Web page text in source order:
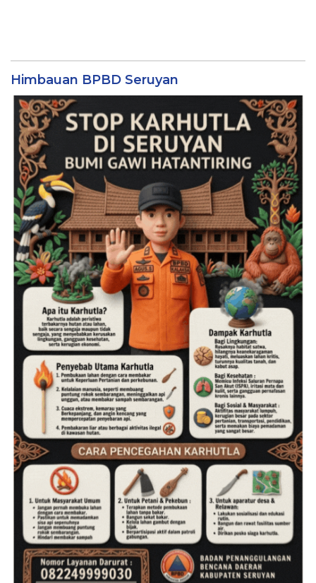
Himbauan BPBD Seruyan